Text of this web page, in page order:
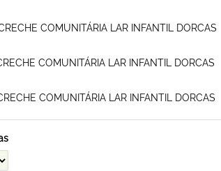
COMUNITÁRIA LAR INFANTIL DORCAS
COMUNITÁRIA LAR INFANTIL DORCAS
COMUNITÁRIA LAR INFANTIL DORCAS